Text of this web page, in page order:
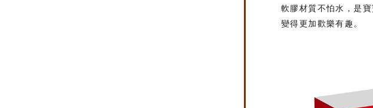
軟膠材質不怕水，是
變得更加歡樂有趣。